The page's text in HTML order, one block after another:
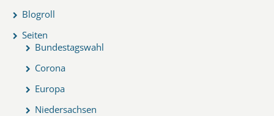
Blogroll
Seiten
Bundestagswahl
Corona
Europa
Niedersachsen